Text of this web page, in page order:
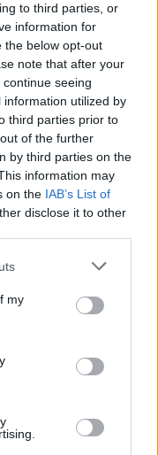
to third parties, or
information for
the below opt-out
note that after your
seeing
utilized by
third parties prior to
of the further
by third parties on the
information may
on the IAB’s List of
disclose it to other
my